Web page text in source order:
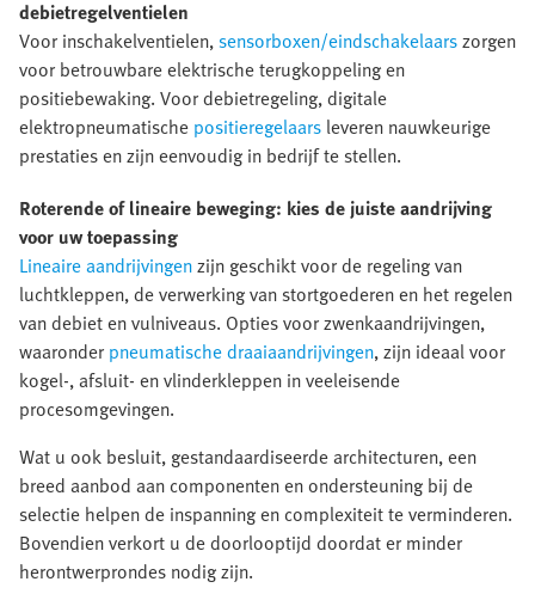
debietregelventielen
Voor inschakelventielen,sensorboxen/eindschakelaarszorgen
voor betrouwbare elektrische terugkoppeling en
positiebewaking. Voor debietregeling, digitale
elektropneumatische positieregelaars leveren nauwkeurige
prestaties en zijn eenvoudig in bedrijf te stellen.
Roterende of lineaire beweging: kies de juiste aandrijving
voor uw toepassing
Lineaire aandrijvingenzijn geschikt voor de regeling van
luchtkleppen, de verwerking van stortgoederen en het regelen
van debiet en vulniveaus. Opties voor zwenkaandrijvingen,
waaronder pneumatische draaiaandrijvingen, zijn ideaal voor
kogel-, afsluit- en vlinderkleppen in veeleisende
procesomgevingen.
Wat u ook besluit, gestandaardiseerde architecturen, een
breed aanbod aan componenten en ondersteuning bij de
selectie helpen de inspanning en complexiteit te verminderen.
Bovendien verkort u de doorlooptijd doordat er minder
herontwerprondes nodig zijn.